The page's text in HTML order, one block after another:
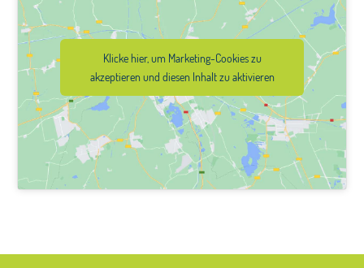
Klicke hier, um Marketing-Cookies zu
akzeptieren und diesen Inhalt zu aktivieren